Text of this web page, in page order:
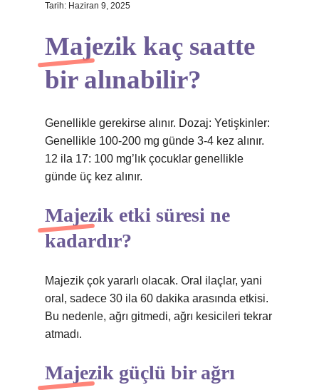
Tarih: Haziran 9, 2025
Majezik kaç saatte
bir alınabilir?
Genellikle gerekirse alınır. Dozaj: Yetişkinler:
Genellikle 100-200 mg günde 3-4 kez alınır.
12 ila 17: 100 mg’lık çocuklar genellikle
günde üç kez alınır.
Majezik etki süresi ne
kadardır?
Majezik çok yararlı olacak. Oral ilaçlar, yani
oral, sadece 30 ila 60 dakika arasında etkisi.
Bu nedenle, ağrı gitmedi, ağrı kesicileri tekrar
atmadı.
Majezik güçlü bir ağrı